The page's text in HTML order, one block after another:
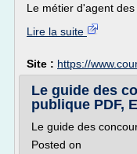
Le métier d'agent des
Lire la suite
Site : https://
Le guide des
publique PDF,
Le guide des
Posted on